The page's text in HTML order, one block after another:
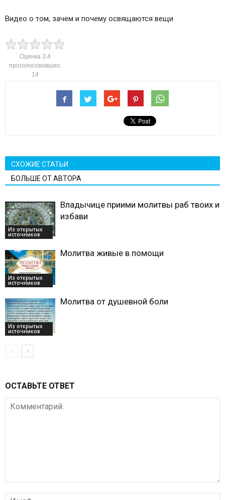
Видео о том, зачем и почему освящаются вещи
Оценка 3.4
проголосовавших:
14
СХОЖИЕ СТАТЬИ
БОЛЬШЕ ОТ АВТОРА
Из открытых
источников
Владычице приими молитвы раб твоих и
избави
Из открытых
источников
Молитва живые в помощи
Из открытых
источников
Молитва от душевной боли
ОСТАВЬТЕ ОТВЕТ